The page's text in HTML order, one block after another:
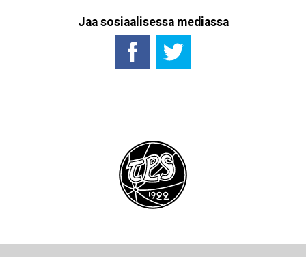
Jaa sosiaalisessa mediassa